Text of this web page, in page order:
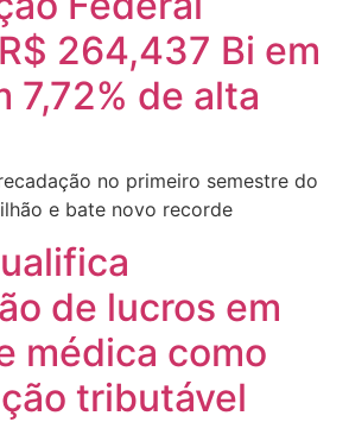
264,437 Bi em
7,72% de alta
no primeiro semestre do
e bate novo recorde
de lucros em
médica como
tributável